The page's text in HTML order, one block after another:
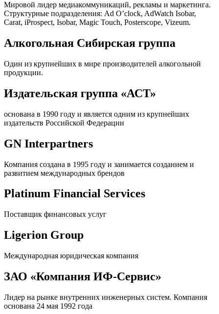
Мировой лидер медиакоммуникаций, рекламы и маркетинга.
Структурные подразделения: Ad O’clock, AdWatch Isobar,
Carat, iProspect, Isobar, Magic Touch, Posterscope, Vizeum.
Алкогольная Сибирская группа
Один из крупнейших в мире производителей алкогольной
продукции.
Издательская группа «АСТ»
основана в 1990 году и является одним из крупнейших
издательств Российской Федерации
GN Interpartners
Компания создана в 1995 году и занимается созданием и
развитием международных брендов
Platinum Financial Services
Поставщик финансовых услуг
Ligerion Group
Международная юридическая компания
ЗАО «Компания ИФ-Сервис»
Лидер на рынке внутренних инженерных систем. Компания
основана 24 мая 1992 года